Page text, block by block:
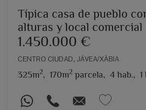
Típica casa de pueblo
alturas y local comercial
1.450.000 €
CENTRO CIUDAD, JÁVEA/XÀBIA
325m2, 170m2 parcela, 4 hab., 1